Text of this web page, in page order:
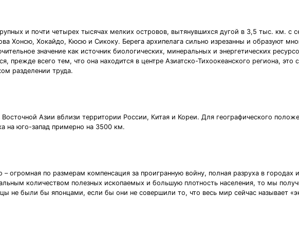
и почти четырех тысячах мелких островов, вытянувшихся дугой в 3,5 тыс. км. с
Хонсю, Хокайдо, Кюсю и Сикоку. Берега архипелага сильно изрезанны и образуют
значение как источник биологических, минеральных и энергетических
всего тем, что она находится в центре Азиатско-Тихоокеанского региона, это
разделении труда.
Азии вблизи территории России, Китая и Кореи. Для географического
на юго-запад примерно на 3500 км.
огромная по размерам компенсация за проигранную войну, полная разруха в городах
количеством полезных ископаемых и большую плотность населения, то мы
не были бы японцами, если бы они не совершили то, что весь мир сейчас называет